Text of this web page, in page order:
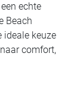
echte
Beach
ideale keuze
comfort,